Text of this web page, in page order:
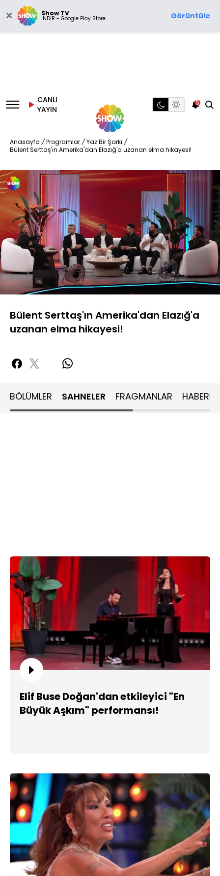
Show TV
İNDİR - Google Play Store Görüntüle
CANLI
YAYIN
5
Anasayfa / Programlar / Yaz Bir Şarkı /
Bülent Serttaş'ın Amerika'dan Elazığ'a uzanan elma hikayesi!
Sesi
Aç
Yüklendi:
Oynatma
Hızı
Bülent Serttaş'ın Amerika'dan Elazığ'a
uzanan elma hikayesi!
BÖLÜMLER SAHNELER FRAGMANLAR
Elif Buse Doğan'dan etkileyici "En
Büyük Aşkım" performansı!